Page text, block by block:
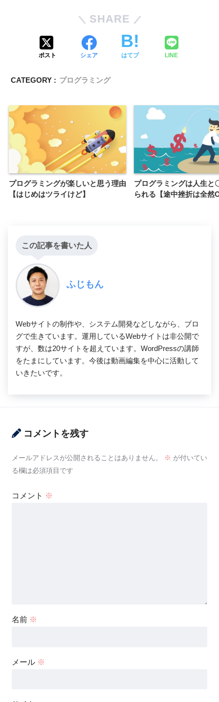
SHARE
ポスト シェア はてブ LINE
CATEGORY : プログラミング
プログラミングが楽しいと思う理由
【はじめはツライけど】
プログラミングは人生と
られる【途中挫折は全然
この記事を書いた人
ふじもん
Webサイトの制作や、システム開発などしながら、ブロ
グで生きています。運用しているWebサイトは非公開で
すが、数は20サイトを超えています。WordPressの講師
をたまにしています。今後は動画編集を中心に活動して
いきたいです。
コメントを残す
メールアドレスが公開されることはありません。 ※ が付いてい
る欄は必須項目です
コメント ※
名前 ※
メール ※